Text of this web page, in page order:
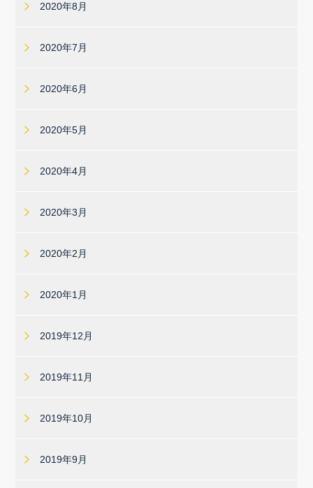
2020年8月
2020年7月
2020年6月
2020年5月
2020年4月
2020年3月
2020年2月
2020年1月
2019年12月
2019年11月
2019年10月
2019年9月